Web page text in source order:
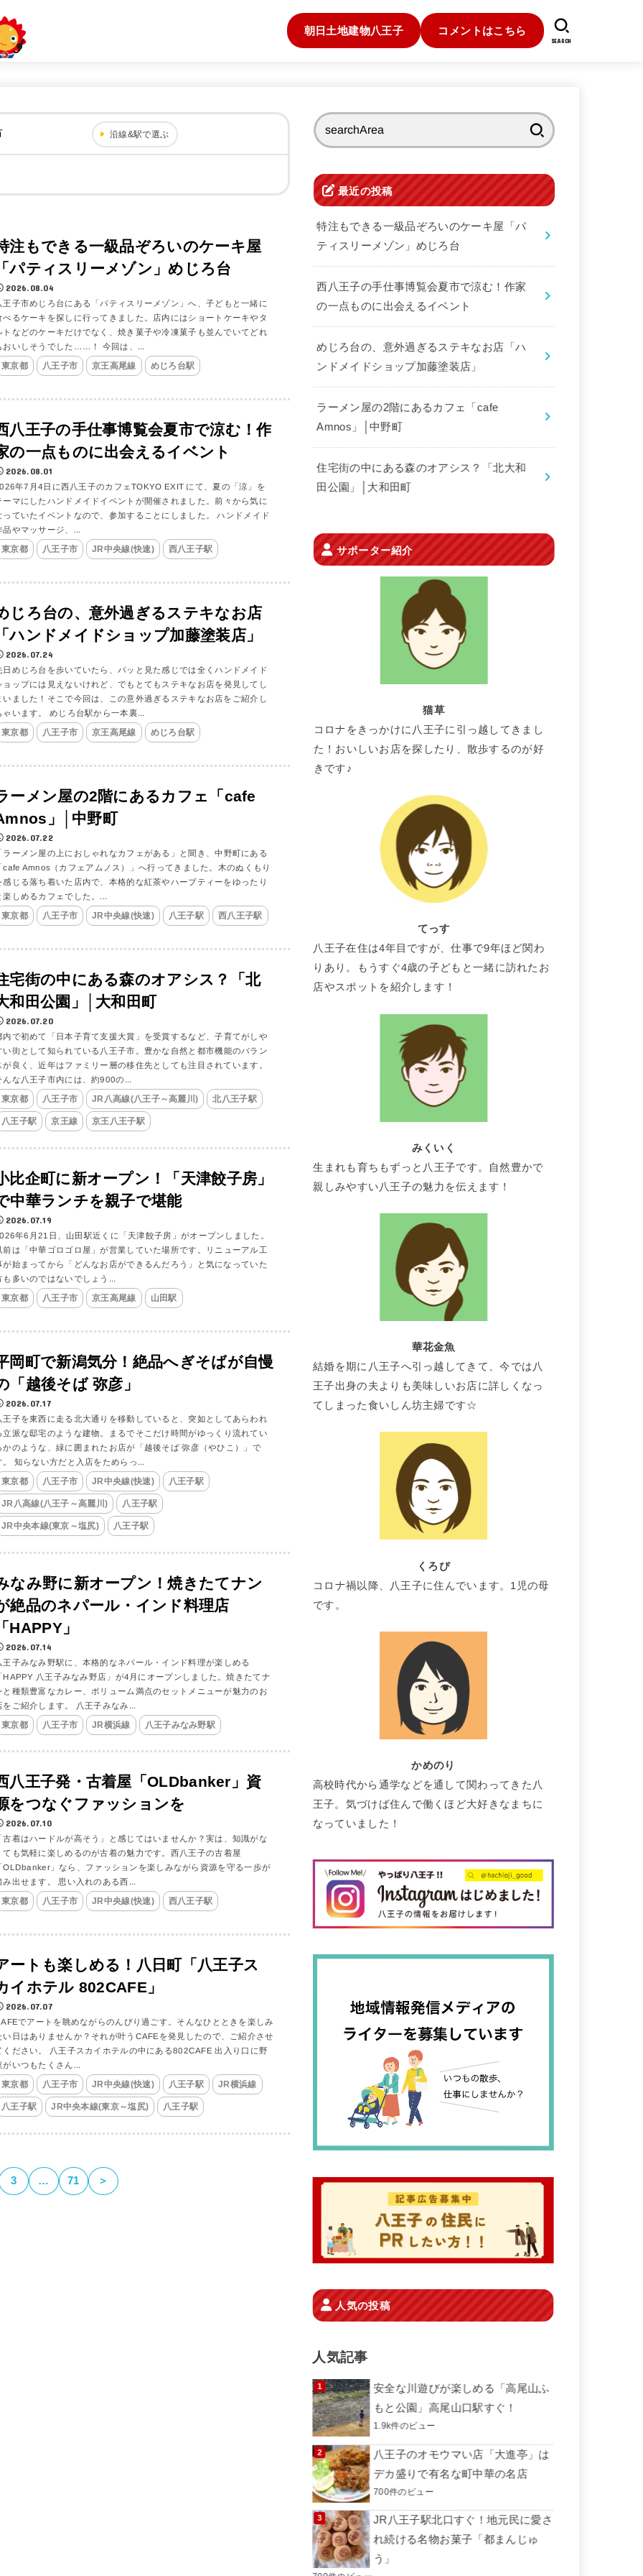
朝日土地建物八王子 コメントはこちら
SEARCH
沿線&駅で選ぶ
注もできる一級品ぞろいのケーキ屋
パティスリーメゾン」めじろ台
2026.08.04
王子市めじろ台にある「パティスリーメゾン」へ、子どもと一緒に
べるケーキを探しに行ってきました。店内にはショートケーキやタ
トなどのケーキだけでなく、焼き菓子や冷凍菓子も並んでいてどれ
おいしそうでした……！ 今回は、...
東京都 八王子市 京王高尾線 めじろ台駅
八王子の手仕事博覧会夏市で涼む！作
の一点ものに出会えるイベント
2026.08.01
年7月4日に西八王子のカフェTOKYO EXIT にて、夏の「涼」を
ーマにしたハンドメイドイベントが開催されました。前々から気に
っていたイベントなので、参加することにしました。 ハンドメイド
品やマッサージ、...
東京都 八王子市 JR中央線(快速) 西八王子駅
じろ台の、意外過ぎるステキなお店
ハンドメイドショップ加藤塗装店」
2026.07.24
日めじろ台を歩いていたら、パッと見た感じでは全くハンドメイド
ョップには見えないけれど、でもとてもステキなお店を発見してし
いました！そこで今回は、この意外過ぎるステキなお店をご紹介し
ゃいます。 めじろ台駅から一本裏...
東京都 八王子市 京王高尾線 めじろ台駅
ーメン屋の2階にあるカフェ「cafe
」│中野町
2026.07.22
ラーメン屋の上におしゃれなカフェがある」と聞き、中野町にある
cafe Amnos（カフェアムノス）」へ行ってきました。木のぬくもり
感じる落ち着いた店内で、本格的な紅茶やハーブティーをゆったり
楽しめるカフェでした。...
東京都 八王子市 JR中央線(快速) 八王子駅 西八王子駅
宅街の中にある森のオアシス？「北
和田公園」│大和田町
2026.07.20
内で初めて「日本子育て支援大賞」を受賞するなど、子育てがしや
い街として知られている八王子市。豊かな自然と都市機能のバラン
が良く、近年はファミリー層の移住先としても注目されています。
んな八王子市内には、約900の...
東京都 八王子市 JR八高線(八王子～高麗川) 北八王子駅
八王子駅 京王線 京王八王子駅
比企町に新オープン！「天津餃子房」
中華ランチを親子で堪能
2026.07.19
年6月21日、山田駅近くに「天津餃子房」がオープンしました。
前は「中華ゴロゴロ屋」が営業していた場所です。リニューアル工
が始まってから「どんなお店ができるんだろう」と気になっていた
も多いのではないでしょう...
東京都 八王子市 京王高尾線 山田駅
岡町で新潟気分！絶品へぎそばが自慢
「越後そば 弥彦」
2026.07.17
王子を東西に走る北大通りを移動していると、突如としてあらわれ
立派な邸宅のような建物。まるでそこだけ時間がゆっくり流れてい
かのような、緑に囲まれたお店が「越後そば 弥彦（やひこ）」で
。 知らない方だと入店をためらっ...
東京都 八王子市 JR中央線(快速) 八王子駅
JR八高線(八王子～高麗川) 八王子駅
JR中央本線(東京～塩尻) 八王子駅
なみ野に新オープン！焼きたてナン
絶品のネパール・インド料理店
HAPPY」
2026.07.14
王子みなみ野駅に、本格的なネパール・インド料理が楽しめる
HAPPY 八王子みなみ野店」が4月にオープンしました。焼きたてナ
と種類豊富なカレー、ボリューム満点のセットメニューが魅力のお
をご紹介します。 八王子みなみ...
東京都 八王子市 JR横浜線 八王子みなみ野駅
八王子発・古着屋「OLDbanker」資
をつなぐファッションを
2026.07.10
古着はハードルが高そう」と感じてはいませんか？実は、知識がな
ても気軽に楽しめるのが古着の魅力です。西八王子の古着屋
OLDbanker」なら、ファッションを楽しみながら資源を守る一歩が
み出せます。 思い入れのある西...
東京都 八王子市 JR中央線(快速) 西八王子駅
ートも楽しめる！八日町「八王子ス
イホテル 802CAFE」
2026.07.07
でアートを眺めながらのんびり過ごす。そんなひとときを楽しみ
い日はありませんか？それが叶うCAFEを発見したので、ご紹介させ
ください。 八王子スカイホテルの中にある802CAFE 出入り口に野
がいつもたくさん...
東京都 八王子市 JR中央線(快速) 八王子駅 JR横浜線
八王子駅 JR中央本線(東京～塩尻) 八王子駅
3 … 71 ＞
最近の投稿
特注もできる一級品ぞろいのケーキ屋「パ
ティスリーメゾン」めじろ台
西八王子の手仕事博覧会夏市で涼む！作家
の一点ものに出会えるイベント
めじろ台の、意外過ぎるステキなお店「ハ
ンドメイドショップ加藤塗装店」
ラーメン屋の2階にあるカフェ「cafe
Amnos」│中野町
住宅街の中にある森のオアシス？「北大和
田公園」│大和田町
サポーター紹介
猫草
コロナをきっかけに八王子に引っ越してきまし
た！おいしいお店を探したり、散歩するのが好
きです♪
てっす
八王子在住は4年目ですが、仕事で9年ほど関わ
りあり。もうすぐ4歳の子どもと一緒に訪れたお
店やスポットを紹介します！
みくいく
生まれも育ちもずっと八王子です。自然豊かで
親しみやすい八王子の魅力を伝えます！
華花金魚
結婚を期に八王子へ引っ越してきて、今では八
王子出身の夫よりも美味しいお店に詳しくなっ
てしまった食いしん坊主婦です☆
くろぴ
コロナ禍以降、八王子に住んでいます。1児の母
です。
かめのり
高校時代から通学などを通して関わってきた八
王子。気づけば住んで働くほど大好きなまちに
なっていました！
人気の投稿
人気記事
安全な川遊びが楽しめる「高尾山ふ
もと公園」高尾山口駅すぐ！
1.9k件のビュー
八王子のオモウマい店「大進亭」は
デカ盛りで有名な町中華の名店
700件のビュー
JR八王子駅北口すぐ！地元民に愛さ
れ続ける名物お菓子「都まんじゅ
う」